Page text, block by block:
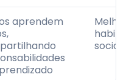
aprendem
sociais